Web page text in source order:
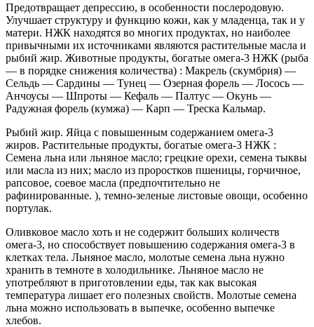
Предотвращает депрессию, в особенности послеродовую.
Улучшает структуру и функцию кожи, как у младенца, так и у
матери. НЖК находятся во многих продуктах, но наиболее
привычными их источниками являются растительные масла и
рыбий жир. Животные продукты, богатые омега-3 НЖК (рыба
— в порядке снижения количества) : Макрель (скумбрия) —
Сельдь — Сардины — Тунец — Озерная форель — Лосось —
Анчоусы — Шпроты — Кефаль — Палтус — Окунь —
Радужная форель (кумжа) — Карп — Треска Кальмар.
Рыбий жир. Яйца с повышенным содержанием омега-3
жиров. Растительные продукты, богатые омега-3 НЖК :
Семена льна или льняное масло; грецкие орехи, семена тыквы
или масла из них; масло из проростков пшеницы, горчичное,
рапсовое, соевое масла (предпочтительно не
рафинированные. ), темно-зеленые листовые овощи, особенно
портулак.
Оливковое масло хоть и не содержит больших количеств
омега-3, но способствует повышению содержания омега-3 в
клетках тела. Льняное масло, молотые семена льна нужно
хранить в темноте в холодильнике. Льняное масло не
употребляют в приготовлении еды, так как высокая
температура лишает его полезных свойств. Молотые семена
льна можно использовать в выпечке, особенно выпечке
хлебов.